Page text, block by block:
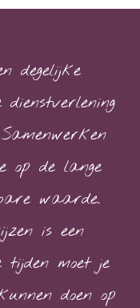
degelijke
op de lange
waarde.
is een
tijden moet je
doen op